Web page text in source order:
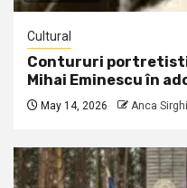
Cultural
Contururi
Mihai Eminescu în
May 14, 2026 Anca